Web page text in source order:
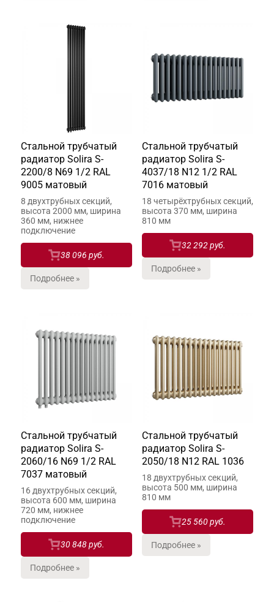
Стальной трубчатый
радиатор Solira S-
2200/8 N69 1/2 RAL
9005 матовый
8 двухтрубных секций,
высота 2000 мм, ширина
360 мм, нижнее
подключение
38 096 руб.
Подробнее »
Стальной трубчатый
радиатор Solira S-
4037/18 N12 1/2 RAL
7016 матовый
18 четырёхтрубных секций,
высота 370 мм, ширина
810 мм
32 292 руб.
Подробнее »
Стальной трубчатый
радиатор Solira S-
2060/16 N69 1/2 RAL
7037 матовый
16 двухтрубных секций,
высота 600 мм, ширина
720 мм, нижнее
подключение
30 848 руб.
Подробнее »
Стальной трубчатый
радиатор Solira S-
2050/18 N12 RAL 1036
18 двухтрубных секций,
высота 500 мм, ширина
810 мм
25 560 руб.
Подробнее »